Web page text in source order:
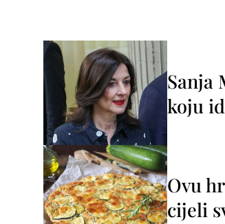
Sanja
koju
Ovu
cijeli